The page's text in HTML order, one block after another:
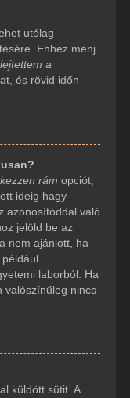
utólag
Ehhez menj
a
és rövid időn
rám opciót,
ideig hagy
azonosítóddal való
jelöld be az
nem ajánlott, ha
laborból. Ha
valószínűleg nincs
küldött sütit. A